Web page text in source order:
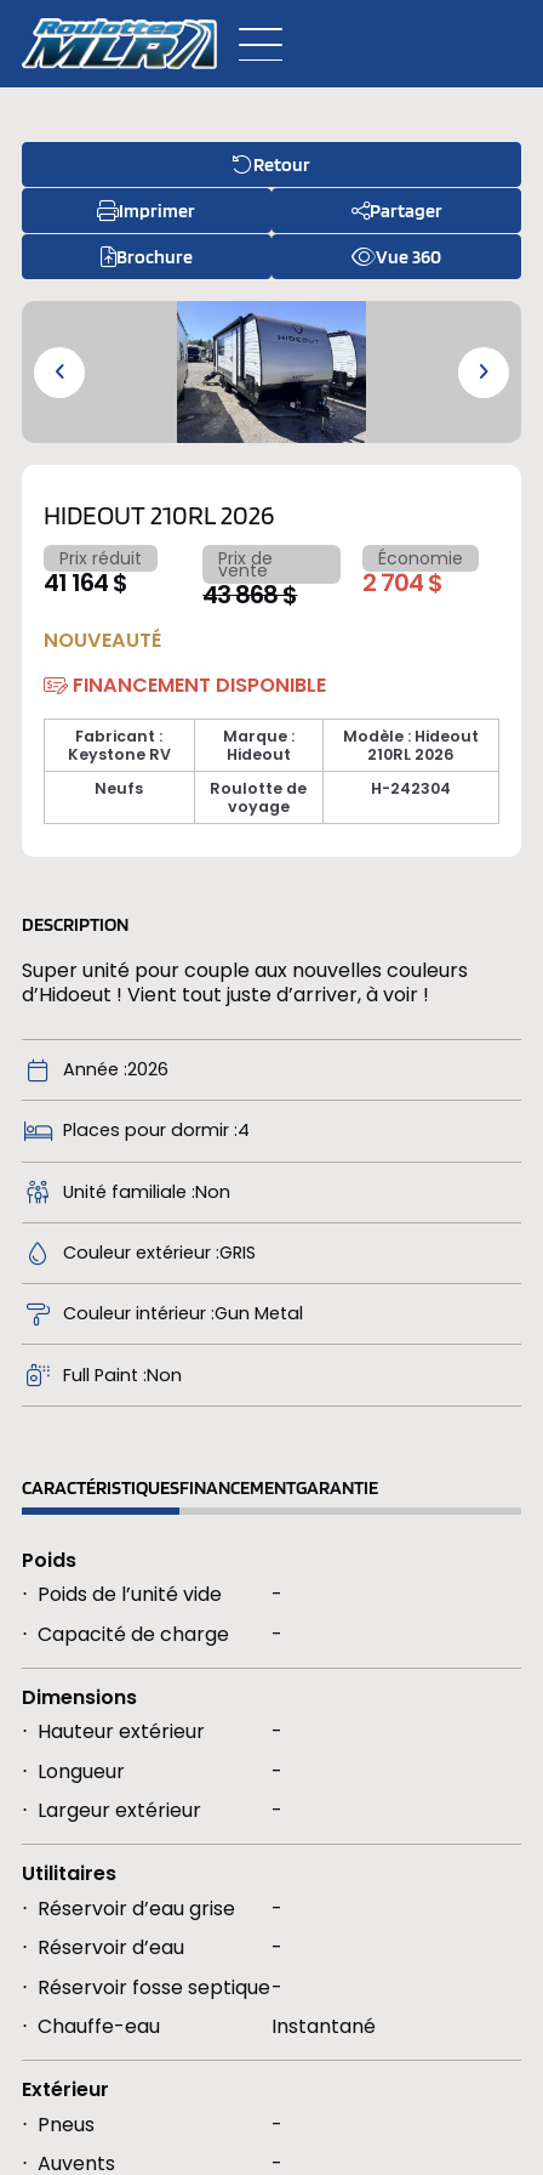
Inventaire neuf
Inventaire usagé
HIDEOUT 210RL 2026
Prix réduit
41 164 $
Prix de
vente
43 868 $
Économie
2 704 $
NOUVEAUTÉ
FINANCEMENT DISPONIBLE
Fabricant :
Keystone RV
Marque :
Hideout
Modèle : Hideout
210RL 2026
Neufs
Roulotte de
voyage
H-242304
DESCRIPTION
Super unité pour couple aux nouvelles couleurs
d’Hidoeut ! Vient tout juste d’arriver, à voir !
Année 2026
Places pour dormir 4
Unité familiale Non
Couleur extérieur GRIS
Couleur intérieur Gun Metal
Full Paint Non
CARACTÉRISTIQUESFINANCEMENTGARANTIE
Poids
Poids de l’unité vide
-
Capacité de charge
-
Dimensions
Hauteur extérieur
-
Longueur
-
Largeur extérieur
-
Utilitaires
Réservoir d’eau grise
-
Réservoir d’eau
-
Réservoir fosse septique-
Chauffe-eau
Instantané
Extérieur
Pneus
-
Auvents
-
Retour
Imprimer
Partager
Brochure
Vue 360